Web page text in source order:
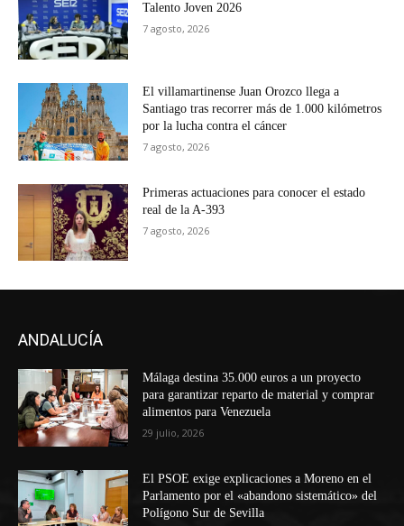
Talento Joven 2026
7 agosto, 2026
El villamartinense Juan Orozco llega a
Santiago tras recorrer más de 1.000 kilómetros
por la lucha contra el cáncer
7 agosto, 2026
Primeras actuaciones para conocer el estado
real de la A-393
7 agosto, 2026
ANDALUCÍA
Málaga destina 35.000 euros a un proyecto
para garantizar reparto de material y comprar
alimentos para Venezuela
29 julio, 2026
El PSOE exige explicaciones a Moreno en el
Parlamento por el «abandono sistemático» del
Polígono Sur de Sevilla